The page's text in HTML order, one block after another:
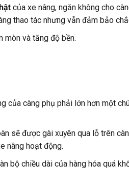
của xe nâng, ngăn không cho
thao tác nhưng vẫn đảm bảo
mòn và tăng độ bền.
của càng phụ phải lớn hơn một
sẽ được gài xuyên qua lỗ trên
nâng hoạt động.
bộ chiều dài của hàng hóa quá